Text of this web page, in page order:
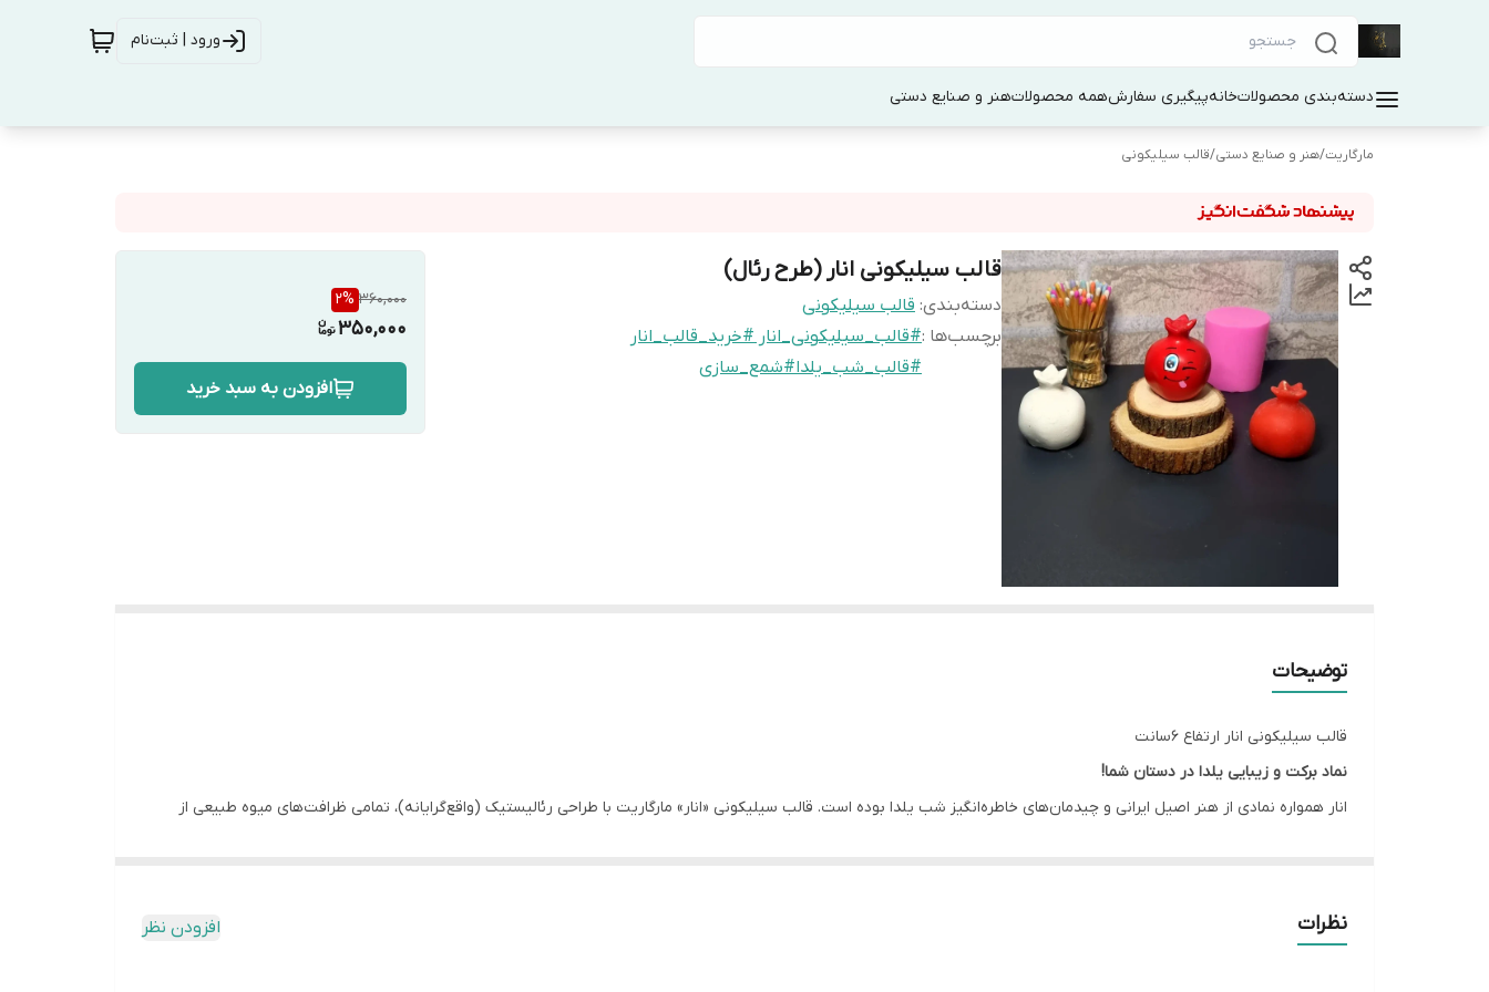
ورود | ثبت‌نام
دسته‌بندی محصولاتخانهپیگیری سفارشهمه محصولاتهنر و صنایع دستی
مارگاریت/هنر و صنایع دستی/قالب سیلیکونی
قالب سیلیکونی انار (طرح رئال)
دسته‌بندی: قالب سیلیکونی
برچسب‌ها :#قالب_سیلیکونی_انار #خرید_قالب_انار
#قالب_شب_یلدا#شمع_سازی
360,000
2%
350,000
افزودن به سبد خرید
توضیحات
قالب سیلیکونی انار ارتفاع ۶سانت
نماد برکت و زیبایی یلدا در دستان شما!
انار همواره نمادی از هنر اصیل ایرانی و چیدمان‌های خاطره‌انگیز شب یلدا بوده است. قالب سیلیکونی «انار» مارگاریت با طراحی رئالیستیک (واقع‌گرایانه)، تمامی ظرافت‌های میوه طبیعی از
محصول استراتژیک فصلی:
دقت در جزئیات:
نظرات افزودن نظر